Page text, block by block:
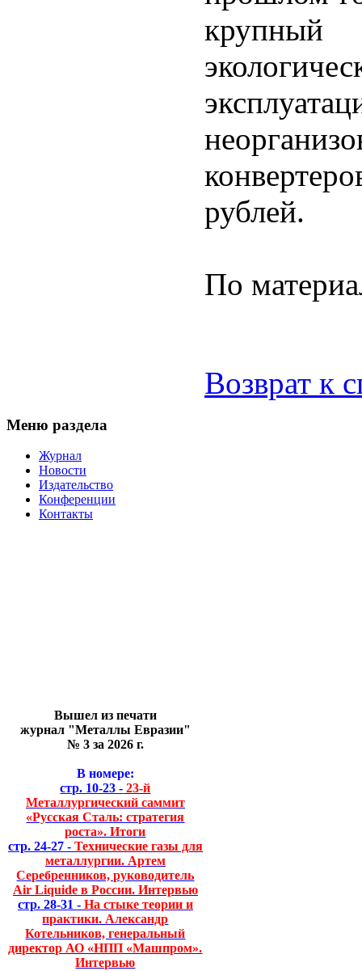
рублей.
По
Возврат к
Меню раздела
Журнал
Новости
Издательство
Конференции
Контакты
Вышел из печати
журнал "Металлы Евразии"
№ 3 за 2026 г.
В номере:
стр. 10-23 - 23-й
Металлургический саммит
«Русская Сталь: стратегия
роста». Итоги
стр. 24-27 - Технические газы для
металлургии. Артем
Серебренников, руководитель
Air Liquide в России. Интервью
стр. 28-31 - На стыке теории и
практики. Александр
Котельников, генеральный
директор АО «НПП «Машпром».
Интервью